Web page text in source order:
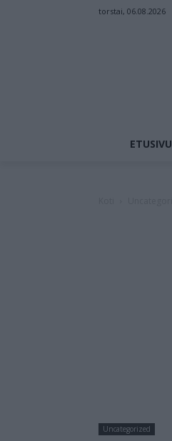
torstai, 06.08.2026
ETUSIVU
Uncategorized